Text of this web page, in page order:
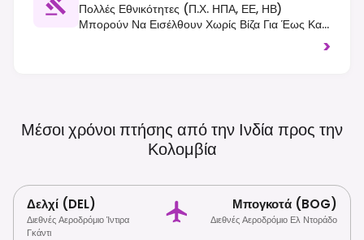
Πολλές Εθνικότητες (π.χ. ΗΠΑ, ΕΕ, ΗΒ)
Μπορούν Να Εισέλθουν Χωρίς Βίζα Για Έως Και
>
Μέσοι χρόνοι πτήσης από την Ινδία προς την
Κολομβία
Δελχί (DEL)
Διεθνές Αεροδρόμιο Ίντιρα
Γκάντι
Μπογκοτά (BOG)
Διεθνές Αεροδρόμιο Ελ Ντοράδο